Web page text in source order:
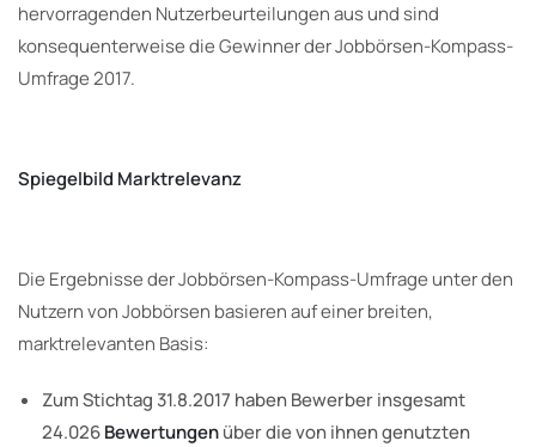
hervorragenden Nutzerbeurteilungen aus und sind
konsequenterweise die Gewinner der Jobbörsen-Kompass-
Umfrage 2017.
Spiegelbild Marktrelevanz
Die Ergebnisse der Jobbörsen-Kompass-Umfrage unter den
Nutzern von Jobbörsen basieren auf einer breiten,
marktrelevanten Basis:
Zum Stichtag 31.8.2017 haben Bewerber insgesamt
24.026Bewertungenüber die von ihnen genutzten